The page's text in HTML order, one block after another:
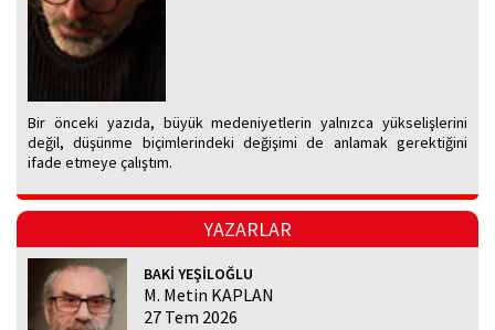
Bir önceki yazıda, büyük medeniyetlerin yalnızca yükselişlerini
değil, düşünme biçimlerindeki değişimi de anlamak gerektiğini
ifade etmeye çalıştım.
YAZARLAR
BAKİ YEŞİLOĞLU
M. Metin KAPLAN
27 Tem 2026